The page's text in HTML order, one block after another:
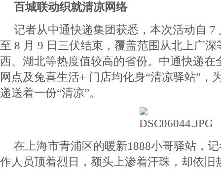
百城联动织就清凉网络
记者从中通快递集团获悉，本次活动自 7
至 8 月 9 日三伏结束，覆盖范围从北上广
西、湖北等热度值较高的省份。中通快递在
网点及兔喜生活+ 门店均化身“清凉驿站”，
递送着一份“清凉”。
在上海市青浦区的暖新1888小哥驿站，
作人员顶着烈日，额头上渗着汗珠，却依旧